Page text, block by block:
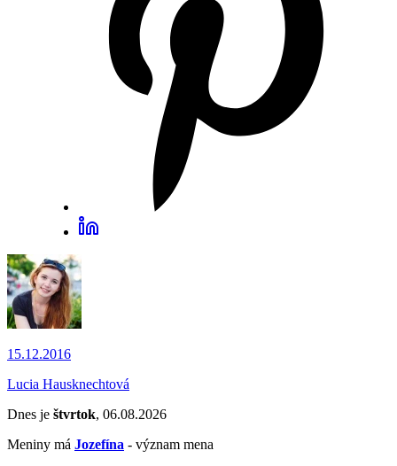
15.12.2016
Lucia Hausknechtová
Dnes je štvrtok, 06.08.2026
Meniny má Jozefína - význam mena